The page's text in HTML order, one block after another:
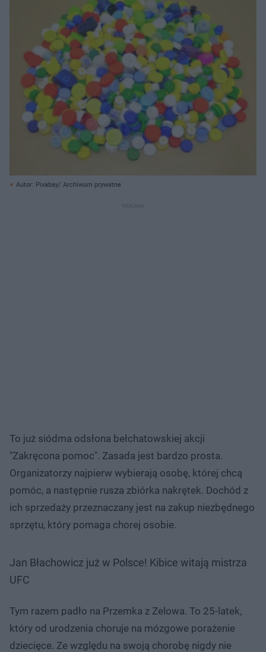
Autor: Pixabay/ Archiwum prywatne
To już siódma odsłona bełchatowskiej akcji
"Zakręcona pomoc". Zasada jest bardzo prosta.
Organizatorzy najpierw wybierają osobę, której chcą
pomóc, a następnie rusza zbiórka nakrętek. Dochód z
ich sprzedaży przeznaczany jest na zakup niezbędnego
sprzętu, który pomaga chorej osobie.
Jan Błachowicz już w Polsce! Kibice witają mistrza
UFC
Tym razem padło na Przemka z Zelowa. To 25-latek,
który od urodzenia choruje na mózgowe porażenie
dziecięce. Ze względu na swoją chorobę nigdy nie